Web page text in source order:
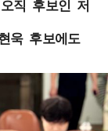
직 후보인 저
욱 후보에도